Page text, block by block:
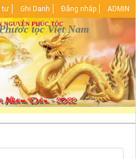
in
on line 29
tộc Việt Nam
tư Ghi Danh Đăng nhập ADMIN